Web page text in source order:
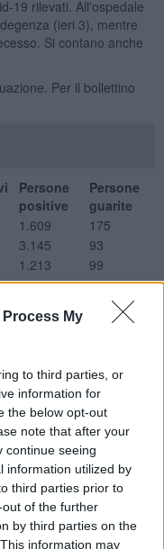
Process My
to third parties, or
information for
the below opt-out
note that after your
continue seeing
information utilized by
third parties prior to
of the further
by third parties on the
information may
19 rilevati. All'ospedale
(ieri 3), mentre
Si contano anche
Per il bollettino
Persone
positive
Persone
guarite
1.609
175
3.145
93
1.213
99
5967
367
1
-
6
Posti letto occupati